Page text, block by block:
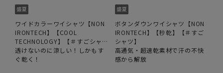
ワイドカラーワイシャツ【NON
IRONTECH】【COOL
TECHNOLOGY】【＃すごシャ
ツ】
透けないのに涼しい！しかもす
ぐ乾く！
ボタンダウンワイシャツ【NON
IRONTECH】【秒乾】【＃すご
シャツ】
高通気・超速乾素材で汗の不快
感から解放